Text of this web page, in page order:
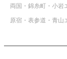
両国・錦糸町・小岩
原宿・表参道・青山